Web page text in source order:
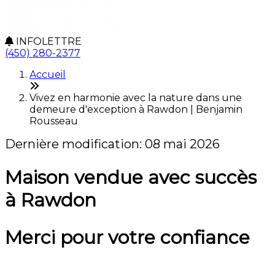
INFOLETTRE
(450) 280-2377
Accueil
Vivez en harmonie avec la nature dans une
demeure d'exception à Rawdon | Benjamin
Rousseau
Dernière modification: 08 mai 2026
Maison vendue avec succès
à Rawdon
Merci pour votre confiance